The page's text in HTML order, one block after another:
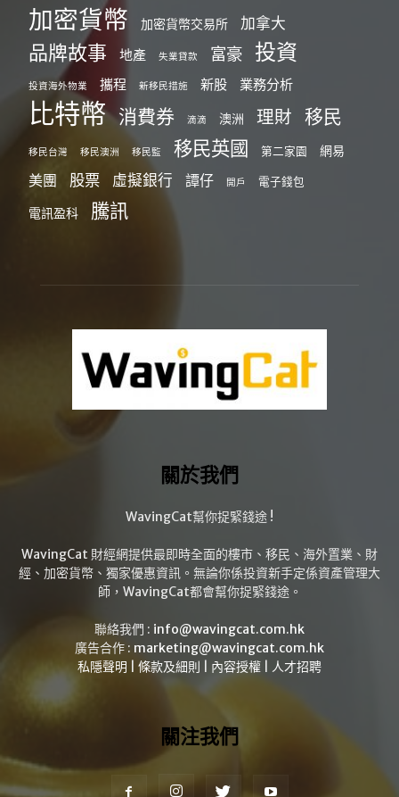
加密貨幣 加密貨幣交易所 加拿大
品牌故事 地產 失業貸款 富豪 投資
投資海外物業 攜程 新移民措施 新股 業務分析
比特幣 消費券 滴滴 澳洲 理財 移民
移民台灣 移民澳洲 移民監 移民英國 第二家園 網易
美團 股票 虛擬銀行 譚仔 開戶 電子錢包
電訊盈科 騰訊
關於我們
WavingCat幫你捉緊錢途 !
WavingCat 財經網提供最即時全面的樓市、移民、海外置業、財
經、加密貨幣、獨家優惠資訊。無論你係投資新手定係資產管理大
師，WavingCat都會幫你捉緊錢途。
聯絡我們 : info@wavingcat.com.hk
廣告合作 : marketing@wavingcat.com.hk
私隱聲明
條款及細則 內容授權 人才招聘
關注我們